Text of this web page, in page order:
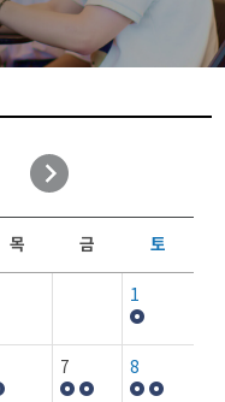
목 금 토
1
7 8